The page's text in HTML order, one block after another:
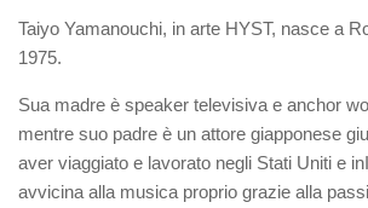
Taiyo Yamanouchi, in arte HYST, nasce a
1975.
Sua madre è speaker televisiva e anchor
mentre suo padre è un attore giapponese
aver viaggiato e lavorato negli Stati Uniti e
avvicina alla musica proprio grazie alla